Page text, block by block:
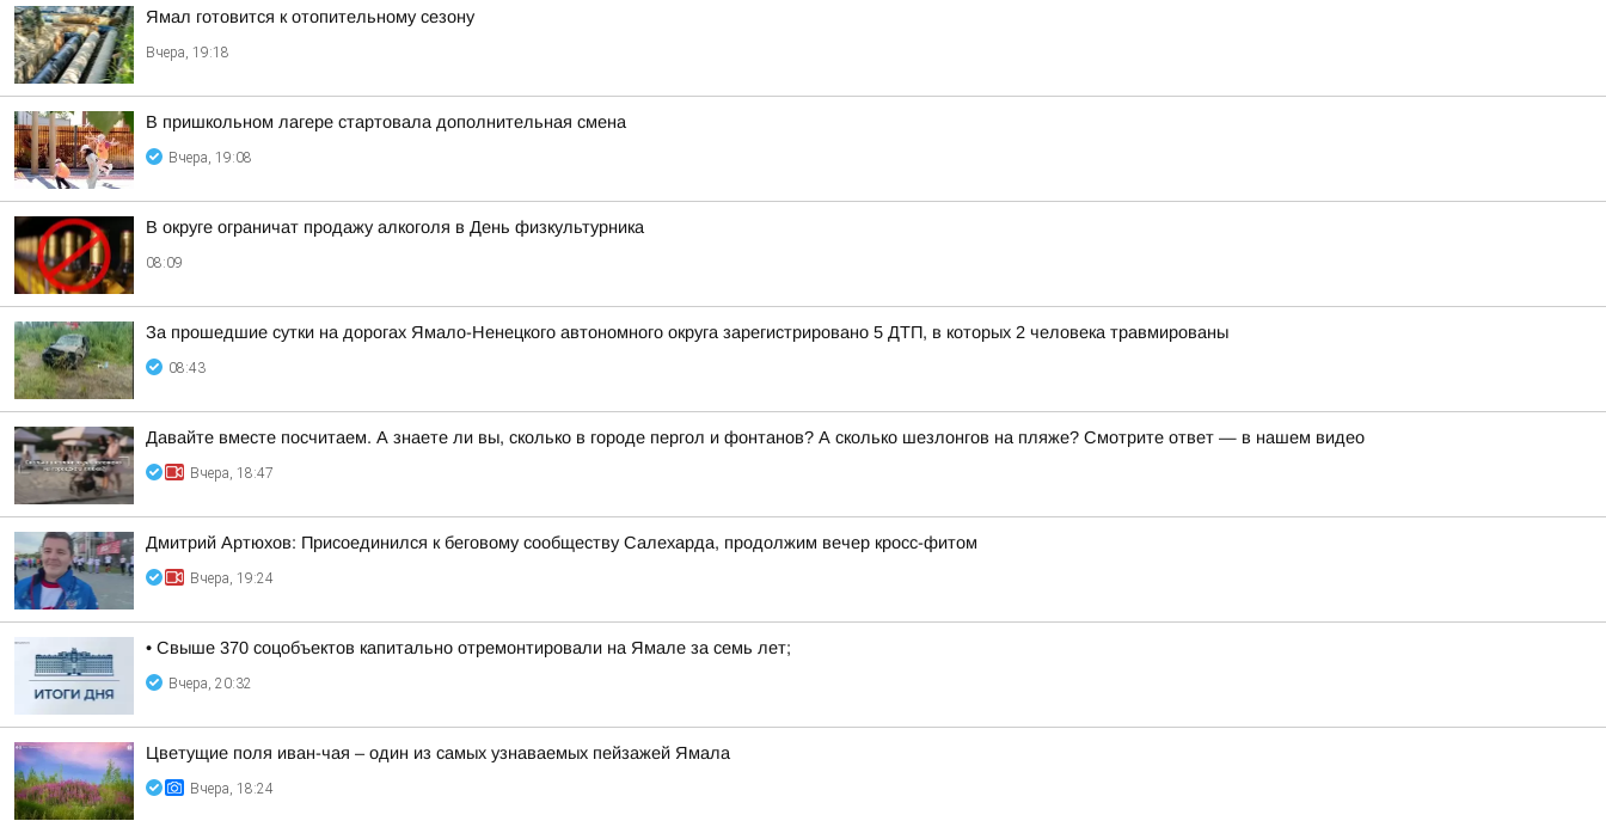
Ямал готовится к отопительному сезону
Вчера, 19:18
В пришкольном лагере стартовала дополнительная смена
Вчера, 19:08
В округе ограничат продажу алкоголя в День физкультурника
08:09
За прошедшие сутки на дорогах Ямало-Ненецкого автономного округа зарегистрировано 5 ДТП, в которых 2 человека травмированы
08:43
Давайте вместе посчитаем. А знаете ли вы, сколько в городе пергол и фонтанов? А сколько шезлонгов на пляже? Смотрите ответ — в нашем видео
Вчера, 18:47
Дмитрий Артюхов: Присоединился к беговому сообществу Салехарда, продолжим вечер кросс-фитом
Вчера, 19:24
• Свыше 370 соцобъектов капитально отремонтировали на Ямале за семь лет;
Вчера, 20:32
Цветущие поля иван-чая – один из самых узнаваемых пейзажей Ямала
Вчера, 18:24